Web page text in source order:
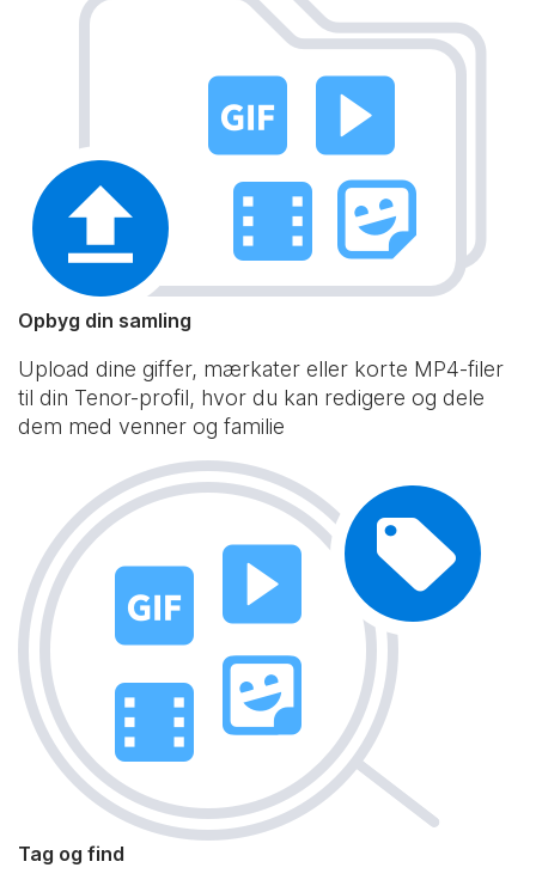
Opbyg din samling
Upload dine giffer, mærkater eller korte MP4-filer
til din Tenor-profil, hvor du kan redigere og dele
dem med venner og familie
Tag og find